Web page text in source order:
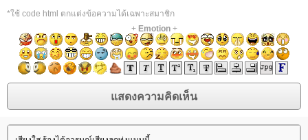
*ใช้ code html ตกแต่งข้อความได้เฉพาะสมาชิก
+ Emotion+